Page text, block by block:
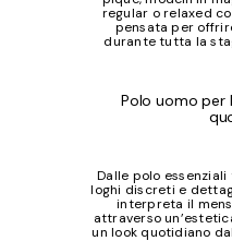
regular o relaxed
pensata per
durante tutta la
Polo uomo per
Dalle polo
loghi discreti e
interpreta il
attraverso
un look quotidiano